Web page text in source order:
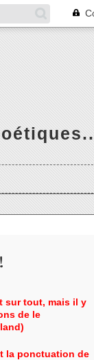
sur tout, mais il y
de le
la ponctuation de